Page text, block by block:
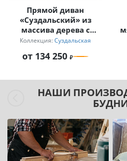
Прямой диван
«Суздальский» из
массива дерева с
мягкими подушками
Коллекция: Суздальская
от 134 250
НАШИ